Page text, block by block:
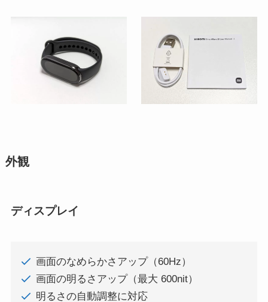
外観
ディスプレイ
画面のなめらかさアップ（60Hz）
画面の明るさアップ（最大 600nit）
明るさの自動調整に対応